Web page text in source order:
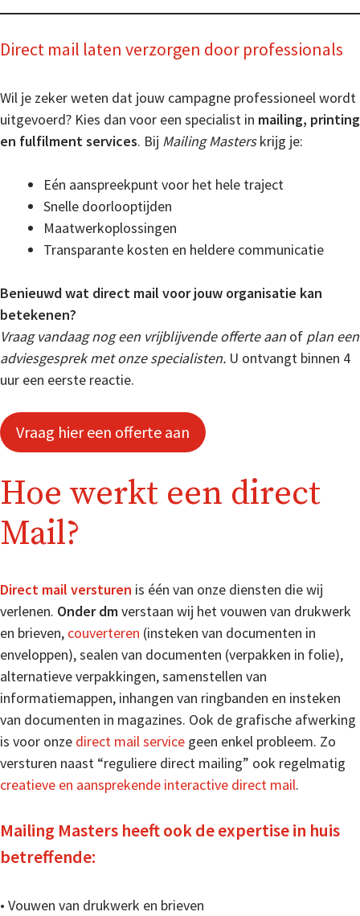
Direct mail laten verzorgen door professionals
Wil je zeker weten dat jouw campagne professioneel wordt
uitgevoerd? Kies dan voor een specialist in mailing, printing
en fulfilment services. Bij Mailing Masterskrijg je:
Eén aanspreekpunt voor het hele traject
Snelle doorlooptijden
Maatwerkoplossingen
Transparante kosten en heldere communicatie
Benieuwd wat direct mail voor jouw organisatie kan
betekenen?
Vraag vandaag nog een vrijblijvende offerte aan of plan een
adviesgesprek met onze specialisten. U ontvangt binnen 4
uur een eerste reactie.
Vraag hier een offerte aan
Hoe werkt een direct
Mail?
Direct mail versturen is één van onze diensten die wij
verlenen. Onder dmverstaan wij het vouwen van drukwerk
en brieven, couverteren (insteken van documenten in
enveloppen), sealen van documenten (verpakken in folie),
alternatieve verpakkingen, samenstellen van
informatiemappen, inhangen van ringbanden en insteken
van documenten in magazines. Ook de grafische afwerking
is voor onze direct mail service geen enkel probleem. Zo
versturen naast “reguliere direct mailing” ook regelmatig
creatieve en aansprekende interactive direct mail.
Mailing Masters heeft ook de expertise in huis
betreffende:
• Vouwen van drukwerk en brieven